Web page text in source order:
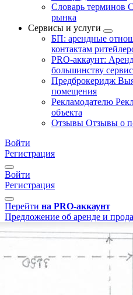
Словарь терминов
рынка
Сервисы и услуги
БП: арендные
контактам
PRO-аккаунт:
большинству
Предброкеридж
помещения
Рекламодателю
объекта
Отзывы Отзывы о
Войти
Регистрация
Войти
Регистрация
Перейти на PRO-аккаунт
Предложение об аренде и